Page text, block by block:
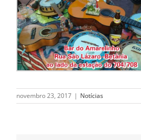
novembro 23, 2017 | Notícias